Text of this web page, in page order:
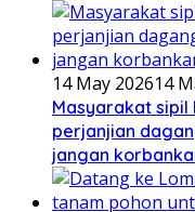
14 May 202614
Masyarakat sipil
perjanjian
jangan